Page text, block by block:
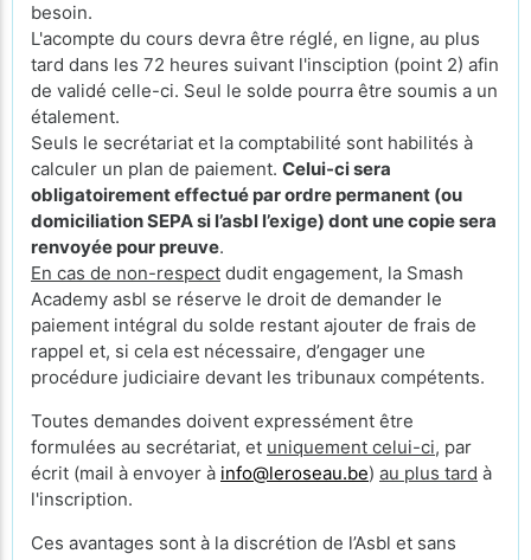
besoin.
L'acompte du cours devra être réglé, en ligne, au plus
tard dans les 72 heures suivant l'insciption (point 2) afin
de validé celle-ci. Seul le solde pourra être soumis a un
étalement.
Seuls le secrétariat et la comptabilité sont habilités à
calculer un plan de paiement. Celui-ci sera
obligatoirement effectué par ordre permanent (ou
domiciliation SEPA si l’asbl l’exige) dont une copie sera
renvoyée pour preuve.
En cas de non-respect dudit engagement, la Smash
Academy asbl se réserve le droit de demander le
paiement intégral du solde restant ajouter de frais de
rappel et, si cela est nécessaire, d’engager une
procédure judiciaire devant les tribunaux compétents.
Toutes demandes doivent expressément être
formulées au secrétariat, et uniquement celui-ci, par
écrit (mail à envoyer à info@leroseau.be) au plus tard à
l'inscription.
Ces avantages sont à la discrétion de l’Asbl et sans